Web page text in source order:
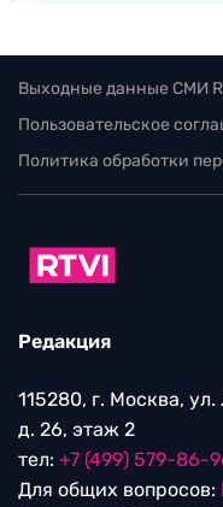
Выходные данные СМИ
Пользовательское
Политика обработки
Редакция
115280, г. Москва,
д. 26, этаж 2
тел: +7 (499) 579-86-
Для общих вопросов: